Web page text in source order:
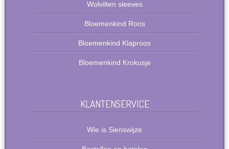
Wolvilten sleeves
Bloemenkind Roos
Bloemenkind Klaproos
Bloemenkind Krokusje
KLANTENSERVICE
Wie is Sienswijze